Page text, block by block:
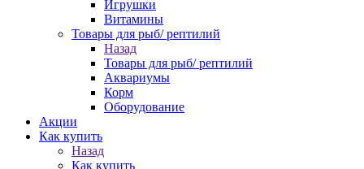
Игрушки
Витамины
Товары для рыб/ рептилий
Назад
Товары для рыб/ рептилий
Аквариумы
Корм
Оборудование
Акции
Как купить
Назад
Как купить